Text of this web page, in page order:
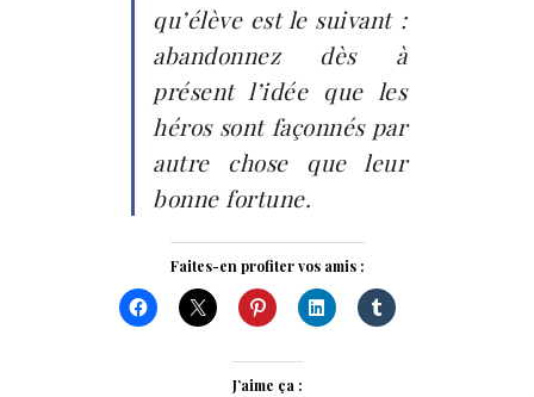
qu’élève est le suivant :
abandonnez dès à
présent l’idée que les
héros sont façonnés par
autre chose que leur
bonne fortune.
Faites-en profiter vos amis :
J’aime ça :